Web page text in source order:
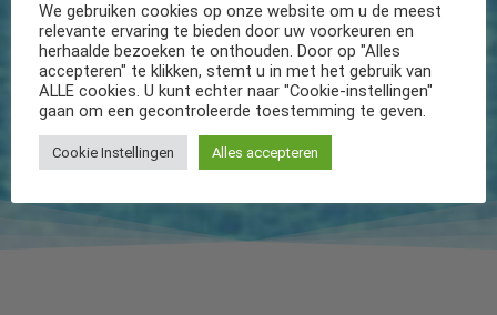
We gebruiken cookies op onze website om u de meest
relevante ervaring te bieden door uw voorkeuren en
herhaalde bezoeken te onthouden. Door op "Alles
accepteren" te klikken, stemt u in met het gebruik van
ALLE cookies. U kunt echter naar "Cookie-instellingen"
gaan om een gecontroleerde toestemming te geven.
Cookie Instellingen Alles accepteren